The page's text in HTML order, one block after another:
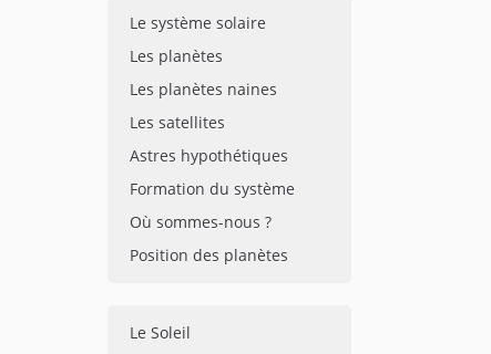
Le système solaire
Les planètes
Les planètes naines
Les satellites
Astres hypothétiques
Formation du système
Où sommes-nous ?
Position des planètes
Le Soleil